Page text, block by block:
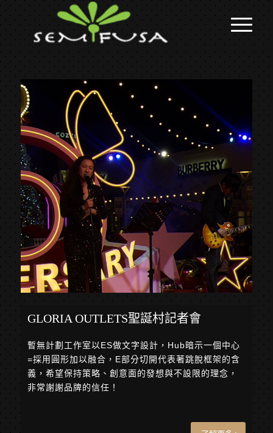
GLORIA OUTLETS聖誕村記者會
暫無計劃工作室以ES做文字設計，Hub暗示一個中心
=採用圓形加以融合，E部分切開代表著跳脫框架的含
義，希望保持策略、創意面的發想與不設限的理念，
非常謝謝品牌的信任！